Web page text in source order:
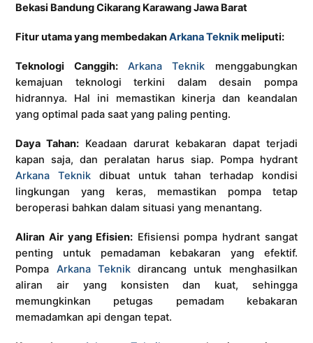
Bekasi Bandung Cikarang Karawang Jawa Barat
Fitur utama yang membedakanArkana Teknikmeliputi:
Teknologi Canggih: Arkana Teknik menggabungkan
kemajuan teknologi terkini dalam desain pompa
hidrannya. Hal ini memastikan kinerja dan keandalan
yang optimal pada saat yang paling penting.
Daya Tahan: Keadaan darurat kebakaran dapat terjadi
kapan saja, dan peralatan harus siap. Pompa hydrant
Arkana Teknik dibuat untuk tahan terhadap kondisi
lingkungan yang keras, memastikan pompa tetap
beroperasi bahkan dalam situasi yang menantang.
Aliran Air yang Efisien: Efisiensi pompa hydrant sangat
penting untuk pemadaman kebakaran yang efektif.
Pompa Arkana Teknikdirancang untuk menghasilkan
aliran air yang konsisten dan kuat, sehingga
memungkinkan petugas pemadam kebakaran
memadamkan api dengan tepat.